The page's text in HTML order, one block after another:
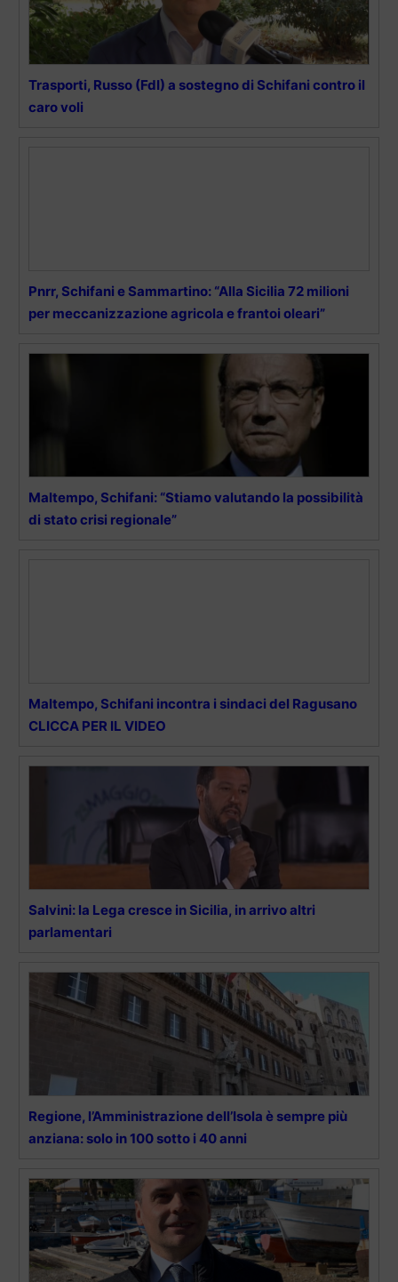
Trasporti, Russo (FdI) a sostegno di Schifani contro il
caro voli
Pnrr, Schifani e Sammartino: “Alla Sicilia 72 milioni
per meccanizzazione agricola e frantoi oleari”
Maltempo, Schifani: “Stiamo valutando la possibilità
di stato crisi regionale”
Maltempo, Schifani incontra i sindaci del Ragusano
CLICCA PER IL VIDEO
Salvini: la Lega cresce in Sicilia, in arrivo altri
parlamentari
Regione, l’Amministrazione dell’Isola è sempre più
anziana: solo in 100 sotto i 40 anni